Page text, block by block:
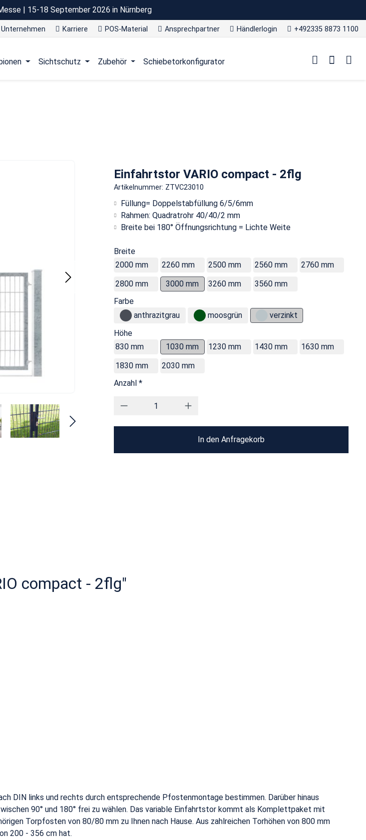
| 15-18 September 2026 in Nürnberg
Unternehmen Karriere POS-Material Ansprechpartner Händlerlogin +492335 8873 1100
Sichtschutz Zubehör Schiebetorkonfigurator
Einfahrtstor VARIO compact - 2flg
Artikelnummer: ZTVC23010
Füllung= Doppelstabfüllung 6/5/6mm
Rahmen: Quadratrohr 40/40/2 mm
Breite bei 180° Öffnungsrichtung = Lichte Weite
Breite
2000 mm
2260 mm 2500 mm 2560 mm
2760 mm
2800 mm
3000 mm 3260 mm
3560 mm
Farbe
anthrazitgrau
moosgrün
verzinkt
Höhe
830 mm
1030 mm 1230 mm 1430 mm
1630 mm
1830 mm
2030 mm
Anzahl *
In den Anfragekorb
compact - 2flg"
DIN links und rechts durch entsprechende Pfostenmontage bestimmen. Darüber hinaus
90° und 180° frei zu wählen. Das variable Einfahrtstor kommt als Komplettpaket mit
Torpfosten von 80/80 mm zu Ihnen nach Hause. Aus zahlreichen Torhöhen von 800 mm
200 - 356 cm hat.